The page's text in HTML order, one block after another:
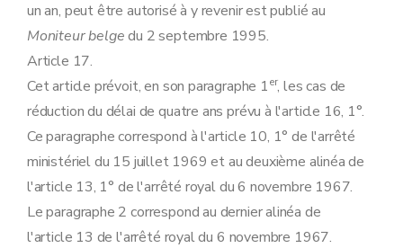
un an, peut être autorisé à y revenir est publié au
Moniteur belgedu 2 septembre 1995.
Article 17.
Cet article prévoit, en son paragraphe 1er, les cas de
réduction du délai de quatre ans prévu à l'article 16, 1°.
Ce paragraphe correspond à l'article 10, 1° de l'arrêté
ministériel du 15 juillet 1969 et au deuxième alinéa de
l'article 13, 1° de l'arrêté royal du 6 novembre 1967.
Le paragraphe 2 correspond au dernier alinéa de
l'article 13 de l'arrêté royal du 6 novembre 1967.